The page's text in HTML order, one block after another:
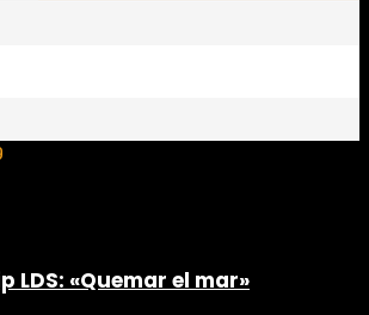
LDS: «Quemar el mar»